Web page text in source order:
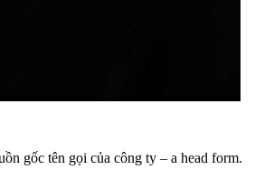
gốc tên gọi của công ty – a head form.